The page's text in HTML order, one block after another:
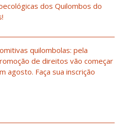
dos Quilombos do
quilombolas: pela
de direitos vão começar
agosto. Faça sua inscrição